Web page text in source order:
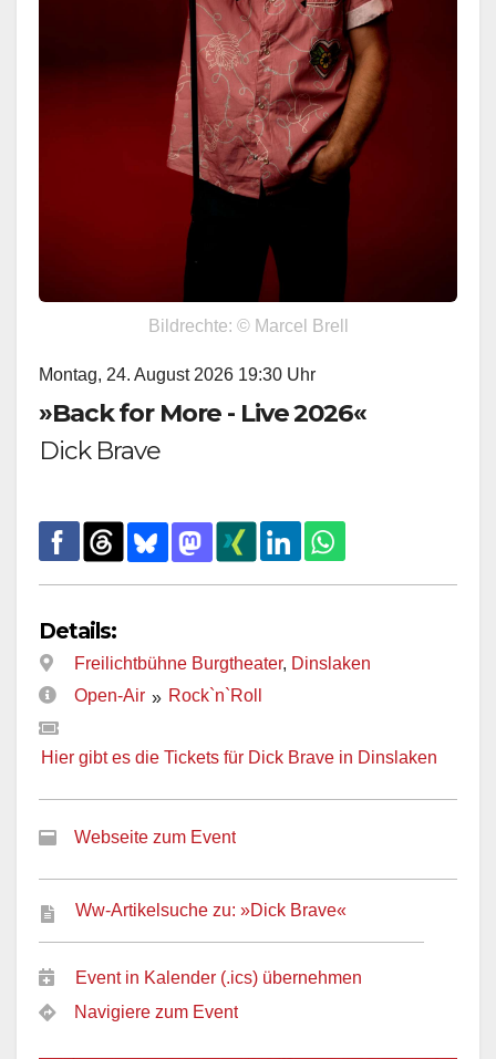
Bildrechte: © Marcel Brell
Montag, 24. August 2026 19:30 Uhr
»Back for More - Live 2026«
Dick Brave
Details:
Freilichtbühne Burgtheater, Dinslaken
Open-Air » Rock`n`Roll
Hier gibt es die Tickets für Dick Brave in Dinslaken
Webseite zum Event
Ww-Artikelsuche zu: »Dick Brave«
Event in Kalender (.ics) übernehmen
Navigiere zum Event